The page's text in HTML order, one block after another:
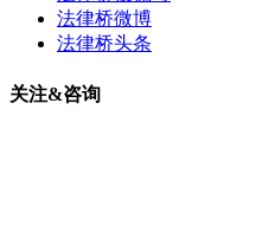
法律桥微博
法律桥头条
关注&咨询